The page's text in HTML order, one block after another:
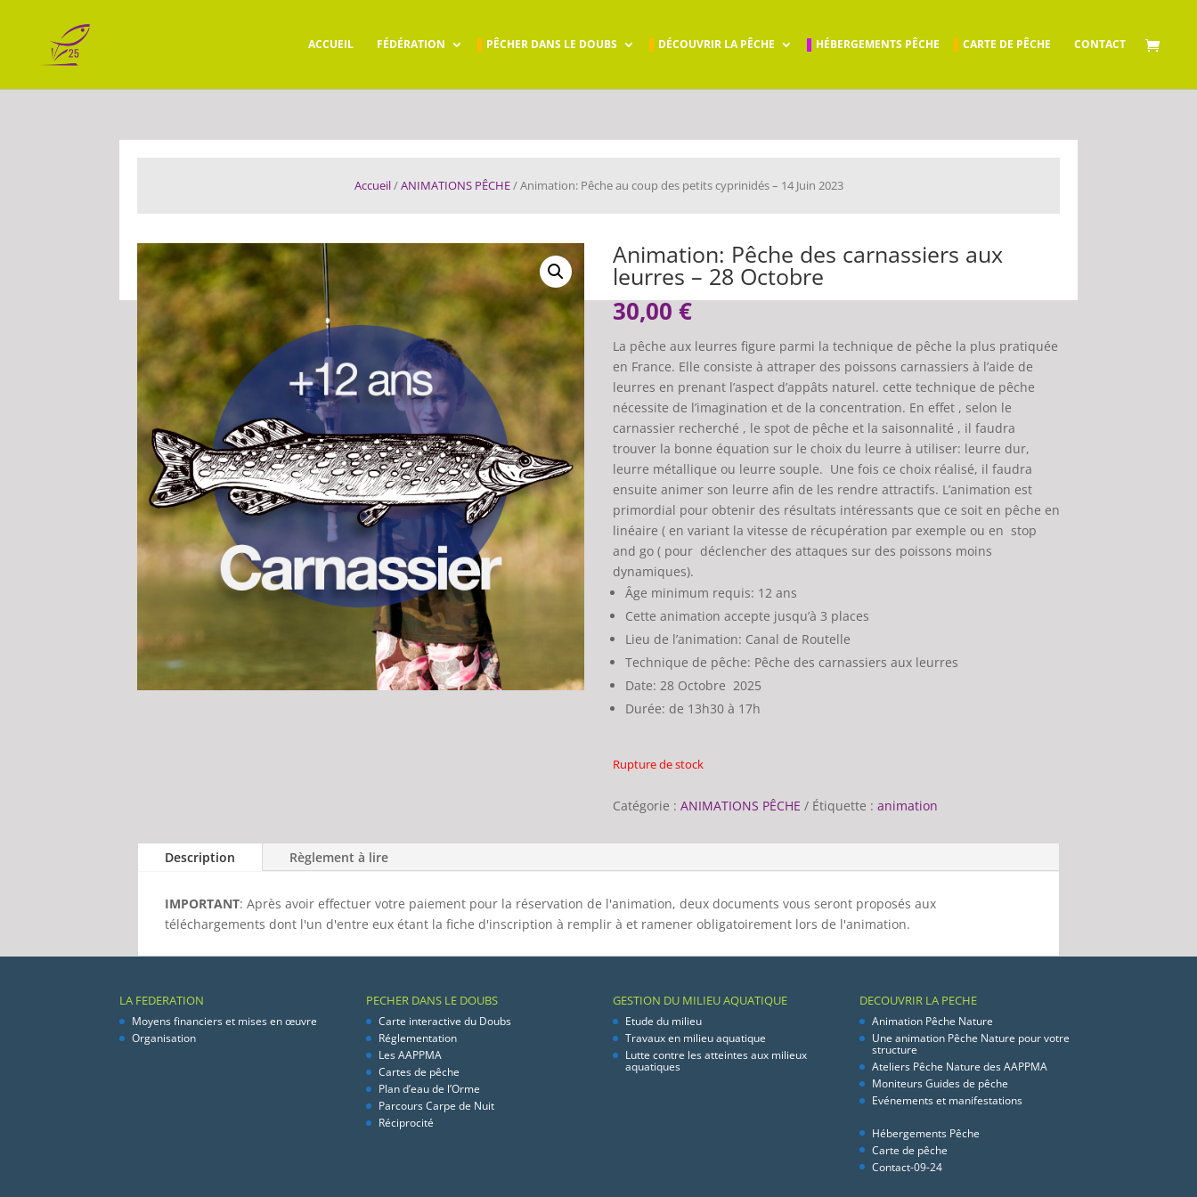
ACCUEIL FÉDÉRATION PÊCHER DANS LE DOUBS DÉCOUVRIR LA PÊCHE HÉBERGEMENTS PÊCHE CARTE DE PÊCHE CONTACT
Accueil/ANIMATIONS PÊCHE/ Animation: Pêche au coup des petits cyprinidés – 14 Juin 2023
Animation: Pêche des carnassiers aux
leurres – 28 Octobre
30,00€
La pêche aux leurres figure parmi la technique de pêche la plus pratiquée
en France. Elle consiste à attraper des poissons carnassiers à l’aide de
leurres en prenant l’aspect d’appâts naturel. cette technique de pêche
nécessite de l’imagination et de la concentration. En effet , selon le
carnassier recherché , le spot de pêche et la saisonnalité , il faudra
trouver la bonne équation sur le choix du leurre à utiliser: leurre dur,
leurre métallique ou leurre souple. Une fois ce choix réalisé, il faudra
ensuite animer son leurre afin de les rendre attractifs. L’animation est
primordial pour obtenir des résultats intéressants que ce soit en pêche en
linéaire ( en variant la vitesse de récupération par exemple ou en stop
and go ( pour déclencher des attaques sur des poissons moins
dynamiques).
Âge minimum requis: 12 ans
Cette animation accepte jusqu’à 3 places
Lieu de l’animation: Canal de Routelle
Technique de pêche: Pêche des carnassiers aux leurres
Date: 28 Octobre 2025
Durée: de 13h30 à 17h
Rupture de stock
Catégorie : ANIMATIONS PÊCHE Étiquette : animation
Description Règlement à lire
IMPORTANT: Après avoir effectuer votre paiement pour la réservation de l'animation, deux documents vous seront proposés aux
téléchargements dont l'un d'entre eux étant la fiche d'inscription à remplir à et ramener obligatoirement lors de l'animation.
LA FEDERATION
Moyens financiers et mises en œuvre
Organisation
PECHER DANS LE DOUBS
Carte interactive du Doubs
Réglementation
Les AAPPMA
Cartes de pêche
Plan d’eau de l’Orme
Parcours Carpe de Nuit
Réciprocité
GESTION DU MILIEU AQUATIQUE
Etude du milieu
Travaux en milieu aquatique
Lutte contre les atteintes aux milieux
aquatiques
DECOUVRIR LA PECHE
Animation Pêche Nature
Une animation Pêche Nature pour votre
structure
Ateliers Pêche Nature des AAPPMA
Moniteurs Guides de pêche
Evénements et manifestations
Hébergements Pêche
Carte de pêche
Contact-09-24